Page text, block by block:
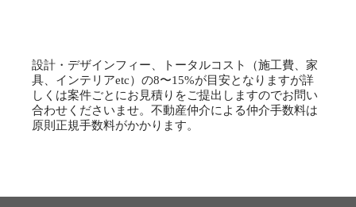
設計・デザインフィー、トータルコスト（施工費、家
具、インテリアetc）の8〜15%が目安となりますが詳
しくは案件ごとにお見積りをご提出しますのでお問い
合わせくださいませ。不動産仲介による仲介手数料は
原則正規手数料がかかります。